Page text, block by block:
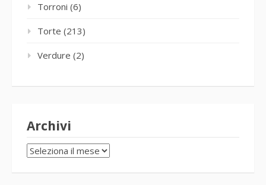
Torroni (6)
Torte (213)
Verdure (2)
Archivi
Archivi